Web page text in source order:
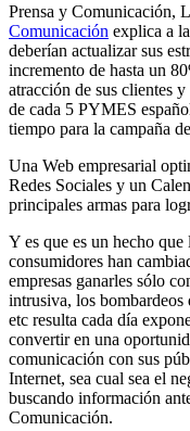
Prensa y Comunicación,
Comunicación explica a
deberían actualizar sus
incremento de hasta un
atracción de sus clientes
de cada 5 PYMES
tiempo para la campaña
Una Web empresarial
Redes Sociales y un
principales armas para
Y es que es un hecho
consumidores han
empresas ganarles sólo
intrusiva, los
etc resulta cada día
convertir en una
comunicación con sus
Internet, sea cual sea el
buscando información
Comunicación.